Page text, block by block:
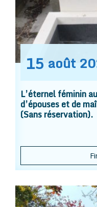
15 août
L’éternel féminin
d’épouses et de
(Sans réservation).